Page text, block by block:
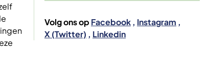
Volg ons op Facebook
Instagram
X (Twitter)
Linkedin